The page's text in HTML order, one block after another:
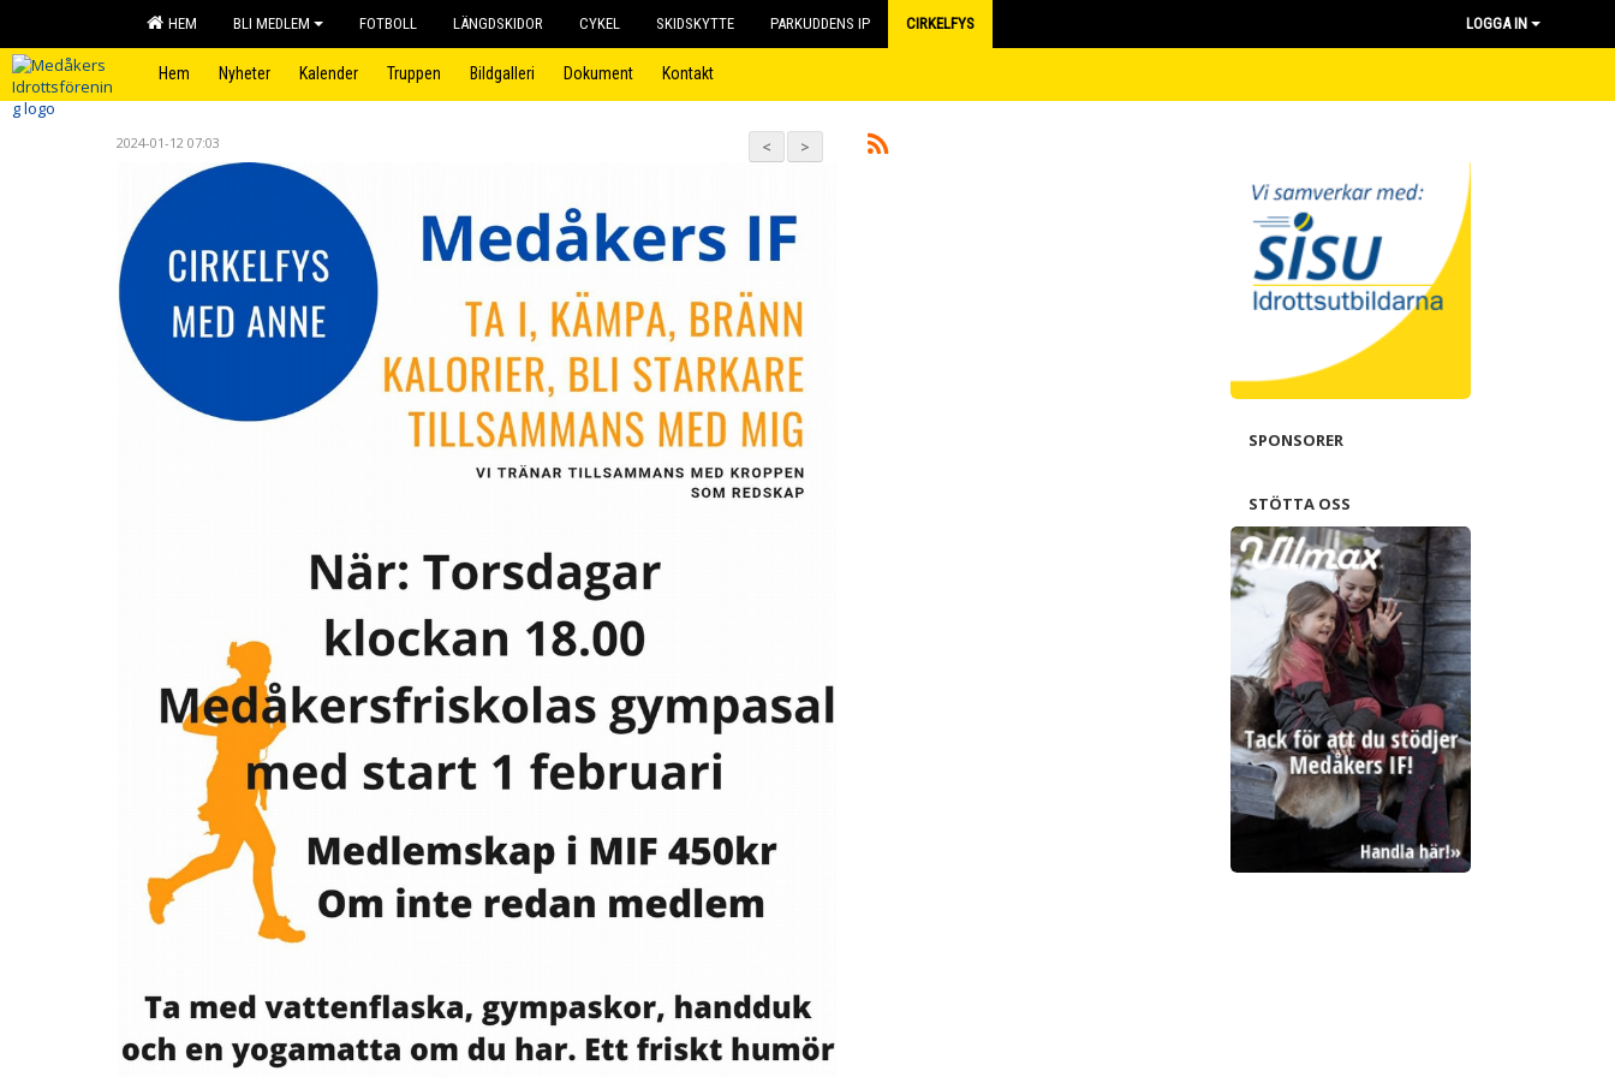
HEM BLI MEDLEM FOTBOLL LÄNGDSKIDOR CYKEL SKIDSKYTTE PARKUDDENS IP CIRKELFYS LOGGA IN
Hem Nyheter Kalender Truppen Bildgalleri Dokument Kontakt
>
<
2024-01-12 07:03
SPONSORER
STÖTTA OSS